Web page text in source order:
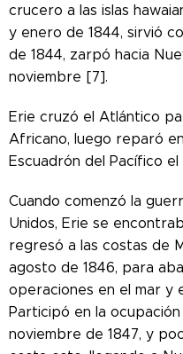
crucero a las islas
y enero de 1844, sirvió
de 1844, zarpó hacia
noviembre [7].
Erie cruzó el Atlántico
Africano, luego reparó
Escuadrón del Pacífico
Cuando comenzó la
Unidos, Erie se
regresó a las costas de
agosto de 1846, para
operaciones en el mar y
Participó en la ocupación
noviembre de 1847, y